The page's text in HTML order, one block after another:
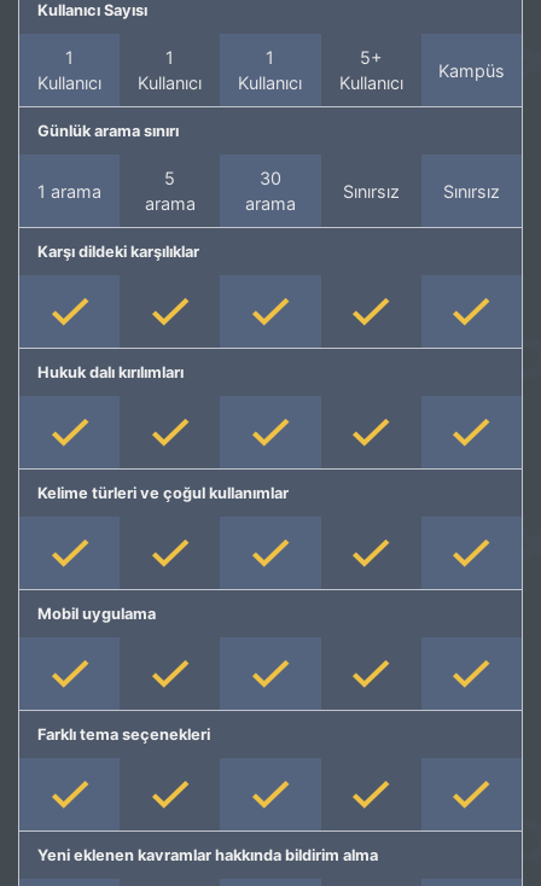
Kullanıcı Sayısı
1
Kullanıcı
1
Kullanıcı
1
Kullanıcı
5+
Kullanıcı
Kampüs
Günlük arama sınırı
1 arama
5
arama
30
arama
Sınırsız Sınırsız
Karşı dildeki karşılıklar
Hukuk dalı kırılımları
Kelime türleri ve çoğul kullanımlar
Mobil uygulama
Farklı tema seçenekleri
Yeni eklenen kavramlar hakkında bildirim alma